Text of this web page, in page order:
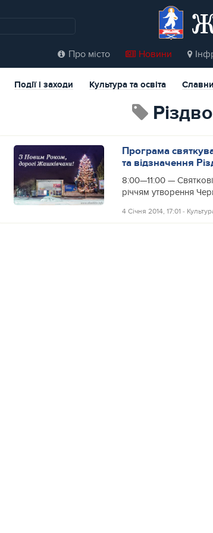
Про місто Новини
Події і заходи Культура та освіта
Різдво
Програма
та відзначення
8:00—11:00 —
річчям утворення
4 Січня 2014, 17:01 ‐